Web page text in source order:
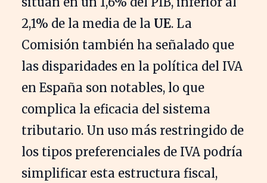
2,1% de la media de la UE. La
Comisión también ha señalado que
las disparidades en la política del IVA
en España son notables, lo que
complica la eficacia del sistema
tributario. Un uso más restringido de
los tipos preferenciales de IVA podría
simplificar esta estructura fiscal,